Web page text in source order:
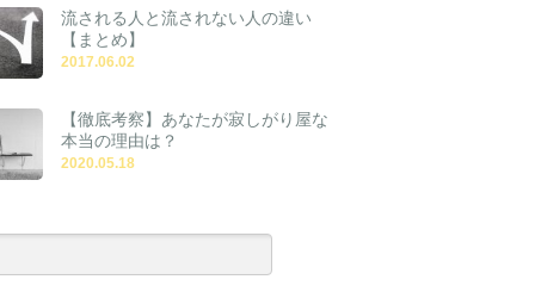
流される人と流されない人の違い
【まとめ】
2017.06.02
【徹底考察】あなたが寂しがり屋な
本当の理由は？
2020.05.18